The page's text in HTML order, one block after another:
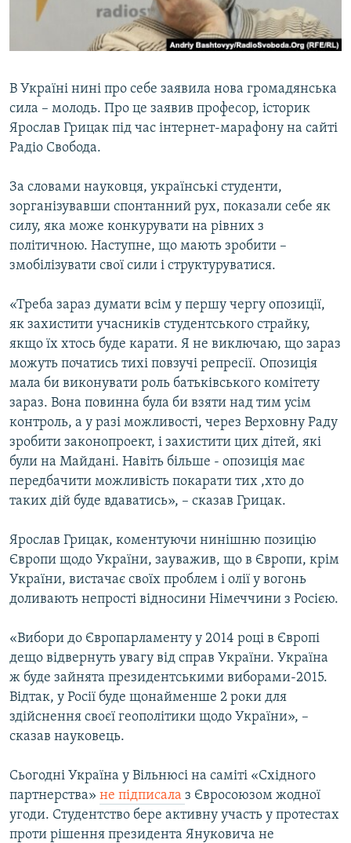
ВІДЕОУРОКИ «ELIFBE»
СВІДЧЕННЯ ОКУПАЦІЇ
ІНФОГРАФІКА
Qırımtatar
ДОЛУЧАЙСЯ!
В Україні нині про себе заявила нова громадянська
сила – молодь. Про це заявив професор, історик
Ярослав Грицак під час інтернет-марафону на сайті
Радіо Свобода.
За словами науковця, українські студенти,
зорганізувавши спонтанний рух, показали себе як
силу, яка може конкурувати на рівних з
політичною. Наступне, що мають зробити –
змобілізувати свої сили і структуруватися.
«Треба зараз думати всім у першу чергу опозиції,
як захистити учасників студентського страйку,
якщо їх хтось буде карати. Я не виключаю, що зараз
можуть початись тихі повзучі репресії. Опозиція
мала би виконувати роль батьківського комітету
зараз. Вона повинна була би взяти над тим усім
контроль, а у разі можливості, через Верховну Раду
зробити законопроект, і захистити цих дітей, які
були на Майдані. Навіть більше - опозиція має
передбачити можливість покарати тих ,хто до
таких дій буде вдаватись», – сказав Грицак.
Ярослав Грицак, коментуючи нинішню позицію
Європи щодо України, зауважив, що в Європи, крім
України, вистачає своїх проблем і олії у вогонь
доливають непрості відносини Німеччини з Росією.
«Вибори до Європарламенту у 2014 році в Європі
дещо відвернуть увагу від справ України. Україна
ж буде зайнята президентськими виборами-2015.
Відтак, у Росії буде щонайменше 2 роки для
здійснення своєї геополітики щодо України», –
сказав науковець.
Сьогодні Україна у Вільнюсі на саміті «Східного
партнерства» не підписала з Євросоюзом жодної
угоди. Студентство бере активну участь у протестах
проти рішення президента Януковича не